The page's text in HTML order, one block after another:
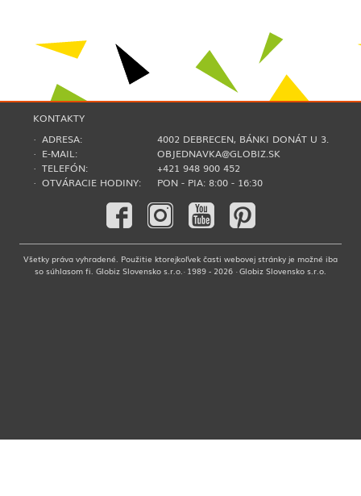
KONTAKTY
· ADRESA:
4002 DEBRECEN, BÁNKI DONÁT U 3.
· E-MAIL:
OBJEDNAVKA@GLOBIZ.SK
· TELEFÓN:
+421 948 900 452
· OTVÁRACIE HODINY:
PON - PIA: 8:00 - 16:30
Všetky práva vyhradené. Použitie ktorejkoľvek časti webovej stránky je možné iba
so súhlasom fi. Globiz Slovensko s.r.o.· 1989 - 2026 · Globiz Slovensko s.r.o.